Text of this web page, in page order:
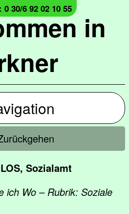
in
30/6 92 02 10 55
Sozialamt
ich Wo – Rubrik: Soziale